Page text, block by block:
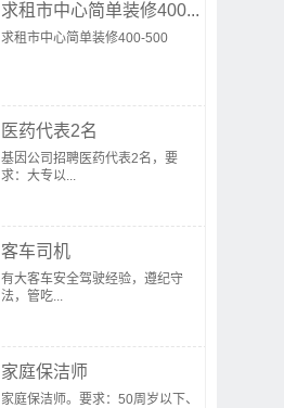
求租市中心简单装修400...
求租市中心简单装修400-500
医药代表2名
基因公司招聘医药代表2名，要
求：大专以...
客车司机
有大客车安全驾驶经验，遵纪守
法，管吃...
家庭保洁师
家庭保洁师。要求：50周岁以下、